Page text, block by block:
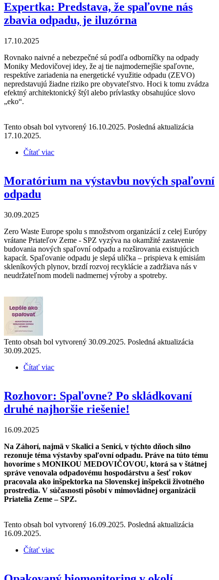
Expertka: Predstava, že spaľovne nás
zbavia odpadu, je iluzórna
17.10.2025
Rovnako naivné a nebezpečné sú podľa odborníčky na odpady
Moniky Medovičovej idey, že aj tie najmodernejšie spaľovne,
respektíve zariadenia na energetické využitie odpadu (ZEVO)
nepredstavujú žiadne riziko pre obyvateľstvo. Hoci k tomu zvádza
efektný architektonický štýl alebo prívlastky obsahujúce slovo
„eko“.
Tento obsah bol vytvorený 16.10.2025. Posledná aktualizácia
17.10.2025.
Čítať viac
Moratórium na výstavbu nových spaľovní
odpadu
30.09.2025
Zero Waste Europe spolu s množstvom organizácií z celej Európy
vrátane Priateľov Zeme - SPZ vyzýva na okamžité zastavenie
budovania nových spaľovní odpadu a rozširovania existujúcich
kapacít. Spaľovanie odpadu je slepá ulička – prispieva k emisiám
skleníkových plynov, brzdí rozvoj recyklácie a zadržiava nás v
neudržateľnom modeli nadmernej výroby a spotreby.
Tento obsah bol vytvorený 30.09.2025. Posledná aktualizácia
30.09.2025.
Čítať viac
Rozhovor: Spaľovne? Po skládkovaní
druhé najhoršie riešenie!
16.09.2025
Na Záhorí, najmä v Skalici a Senici, v týchto dňoch silno
rezonuje téma výstavby spaľovní odpadu. Práve na túto tému
hovoríme s MONIKOU MEDOVIČOVOU, ktorá sa v štátnej
správe venovala odpadovému hospodárstvu a šesť rokov
pracovala ako inšpektorka na Slovenskej inšpekcii životného
prostredia. V súčasnosti pôsobí v mimovládnej organizácii
Priatelia Zeme – SPZ.
Tento obsah bol vytvorený 16.09.2025. Posledná aktualizácia
16.09.2025.
Čítať viac